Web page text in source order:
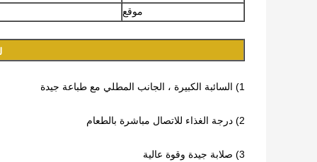
موقع
1) السائبة الكبيرة ، الجانب المطلي مع طباعة جيدة
2) درجة الغذاء للاتصال مباشرة بالطعام
3) صلابة جيدة وقوة عالية